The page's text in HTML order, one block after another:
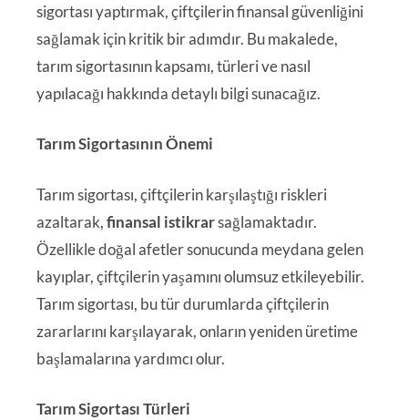
sigortası yaptırmak, çiftçilerin finansal güvenliğini
sağlamak için kritik bir adımdır. Bu makalede,
tarım sigortasının kapsamı, türleri ve nasıl
yapılacağı hakkında detaylı bilgi sunacağız.
Tarım Sigortasının Önemi
Tarım sigortası, çiftçilerin karşılaştığı riskleri
azaltarak,finansal istikrarsağlamaktadır.
Özellikle doğal afetler sonucunda meydana gelen
kayıplar, çiftçilerin yaşamını olumsuz etkileyebilir.
Tarım sigortası, bu tür durumlarda çiftçilerin
zararlarını karşılayarak, onların yeniden üretime
başlamalarına yardımcı olur.
Tarım Sigortası Türleri